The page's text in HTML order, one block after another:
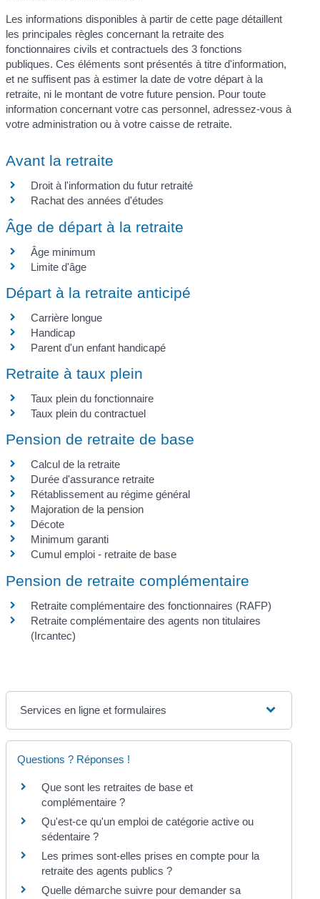
Les informations disponibles à partir de cette page détaillent
les principales règles concernant la retraite des
fonctionnaires civils et contractuels des 3 fonctions
publiques. Ces éléments sont présentés à titre d'information,
et ne suffisent pas à estimer la date de votre départ à la
retraite, ni le montant de votre future pension. Pour toute
information concernant votre cas personnel, adressez-vous à
votre administration ou à votre caisse de retraite.
Avant la retraite
Droit à l'information du futur retraité
Rachat des années d'études
Âge de départ à la retraite
Âge minimum
Limite d'âge
Départ à la retraite anticipé
Carrière longue
Handicap
Parent d'un enfant handicapé
Retraite à taux plein
Taux plein du fonctionnaire
Taux plein du contractuel
Pension de retraite de base
Calcul de la retraite
Durée d'assurance retraite
Rétablissement au régime général
Majoration de la pension
Décote
Minimum garanti
Cumul emploi - retraite de base
Pension de retraite complémentaire
Retraite complémentaire des fonctionnaires (RAFP)
Retraite complémentaire des agents non titulaires
(Ircantec)
Services en ligne et formulaires
Questions ? Réponses !
Que sont les retraites de base et
complémentaire ?
Qu'est-ce qu'un emploi de catégorie active ou
sédentaire ?
Les primes sont-elles prises en compte pour la
retraite des agents publics ?
Quelle démarche suivre pour demander sa